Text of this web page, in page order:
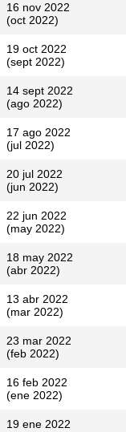
16 nov 2022
(oct 2022)
19 oct 2022
(sept 2022)
14 sept 2022
(ago 2022)
17 ago 2022
(jul 2022)
20 jul 2022
(jun 2022)
22 jun 2022
(may 2022)
18 may 2022
(abr 2022)
13 abr 2022
(mar 2022)
23 mar 2022
(feb 2022)
16 feb 2022
(ene 2022)
19 ene 2022